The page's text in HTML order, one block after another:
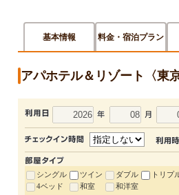
基本情報 料金・宿泊プラン
アパホテル＆リゾート〈東
シングル ツイン ダブル
トリプ
4ベッド
和室 和洋室